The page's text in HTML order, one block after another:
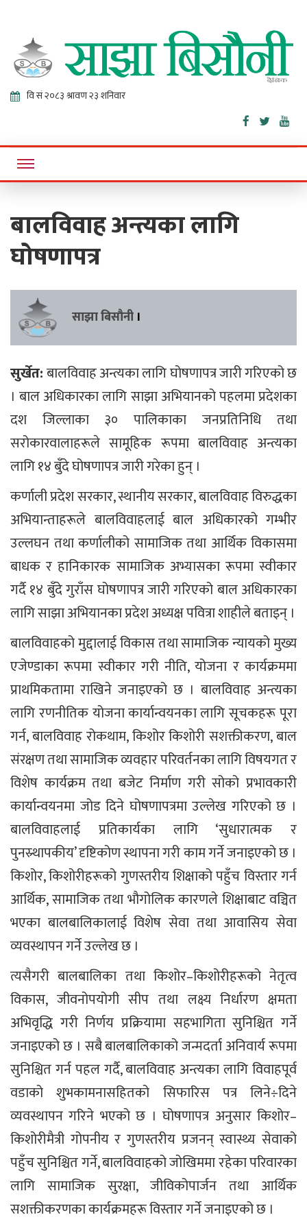
Sajha
Bisaunee
Online News Portal
बालविवाह अन्त्यका लागि
घोषणापत्र
साझा बिसौनी ।
सुर्खेत:बालविवाह अन्त्यका लागि घोषणापत्र जारी गरिएको छ
। बाल अधिकारका लागि साझा अभियानको पहलमा प्रदेशका
दश जिल्लाका ३० पालिकाका जनप्रतिनिधि तथा
सरोकारवालाहरूले सामूहिक रूपमा बालविवाह अन्त्यका
लागि १४ बुँदे घोषणापत्र जारी गरेका हुन् ।
कर्णाली प्रदेश सरकार, स्थानीय सरकार, बालविवाह विरुद्धका
अभियान्ताहरूले बालविवाहलाई बाल अधिकारको गम्भीर
उल्ल‌घन तथा कर्णालीको सामाजिक तथा आर्थिक विकासमा
बाधक र हानिकारक सामाजिक अभ्यासका रूपमा स्वीकार
गर्दै १४ बुँदे गुराँस घोषणापत्र जारी गरिएको बाल अधिकारका
लागि साझा अभियानका प्रदेश अध्यक्ष पवित्रा शाहीले बताइन् ।
बालविवाहको मुद्दालाई विकास तथा सामाजिक न्यायको मुख्य
एजेण्डाका रूपमा स्वीकार गरी नीति, योजना र कार्यक्रममा
प्राथमिकतामा राखिने जनाइएको छ । बालविवाह अन्त्यका
लागि रणनीतिक योजना कार्यान्वयनका लागि सूचकहरू पूरा
गर्न, बालविवाह रोकथाम, किशोर किशोरी सशक्तीकरण, बाल
संरक्षण तथा सामाजिक व्यवहार परिवर्तनका लागि विषयगत र
विशेष कार्यक्रम तथा बजेट निर्माण गरी सोको प्रभावकारी
कार्यान्वयनमा जोड दिने घोषणापत्रमा उल्लेख गरिएको छ ।
बालविवाहलाई प्रतिकार्यका लागि ‘सुधारात्मक र
पुनस्र्थापकीय’ दृष्टिकोण स्थापना गरी काम गर्ने जनाइएको छ ।
किशोर, किशोरीहरूको गुणस्तरीय शिक्षाको पहुँच विस्तार गर्न
आर्थिक, सामाजिक तथा भौगोलिक कारणले शिक्षाबाट वञ्चित
भएका बालबालिकालाई विशेष सेवा तथा आवासिय सेवा
व्यवस्थापन गर्ने उल्लेख छ ।
त्यसैगरी बालबालिका तथा किशोर–किशोरीहरूको नेतृत्व
विकास, जीवनोपयोगी सीप तथा लक्ष्य निर्धारण क्षमता
अभिवृद्धि गरी निर्णय प्रक्रियामा सहभागिता सुनिश्चित गर्ने
जनाइएको छ । सबै बालबालिकाको जन्मदर्ता अनिवार्य रूपमा
सुनिश्चित गर्न पहल गर्दै, बालविवाह अन्त्यका लागि विवाहपूर्व
वडाको शुभकामनासहितको सिफारिस पत्र लिने÷दिने
व्यवस्थापन गरिने भएको छ । घोषणापत्र अनुसार किशोर–
किशोरीमैत्री गोपनीय र गुणस्तरीय प्रजनन् स्वास्थ्य सेवाको
पहुँच सुनिश्चित गर्ने, बालविवाहको जोखिममा रहेका परिवारका
लागि सामाजिक सुरक्षा, जीविकोपार्जन तथा आर्थिक
सशक्तीकरणका कार्यक्रमहरू विस्तार गर्ने जनाइएको छ ।